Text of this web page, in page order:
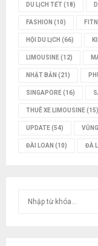
DU LỊCH TẾT(18)
FASHION (10)
HỘI DU LỊCH (66)
LIMOUSINE(12)
NHẬT BẢN (21)
SINGAPORE(16)
THUÊ XE LIMOUSINE(15)
UPDATE(54)
ĐÀI LOAN (10) ĐÀ